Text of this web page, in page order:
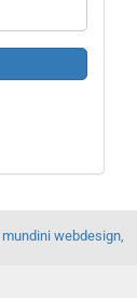
mundini webdesign,